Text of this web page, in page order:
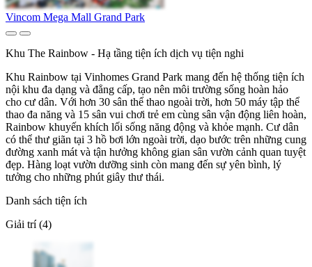
Vincom Mega Mall Grand Park
Khu The Rainbow - Hạ tầng tiện ích dịch vụ tiện nghi
Khu Rainbow tại Vinhomes Grand Park mang đến hệ thống tiện ích
nội khu đa dạng và đẳng cấp, tạo nên môi trường sống hoàn hảo
cho cư dân. Với hơn 30 sân thể thao ngoài trời, hơn 50 máy tập thể
thao đa năng và 15 sân vui chơi trẻ em cùng sân vận động liên hoàn,
Rainbow khuyến khích lối sống năng động và khỏe mạnh. Cư dân
có thể thư giãn tại 3 hồ bơi lớn ngoài trời, dạo bước trên những cung
đường xanh mát và tận hưởng không gian sân vườn cảnh quan tuyệt
đẹp. Hàng loạt vườn dưỡng sinh còn mang đến sự yên bình, lý
tưởng cho những phút giây thư thái.
Danh sách tiện ích
Giải trí (4)